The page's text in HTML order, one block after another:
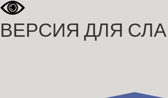
ВЕРСИЯ ДЛЯ